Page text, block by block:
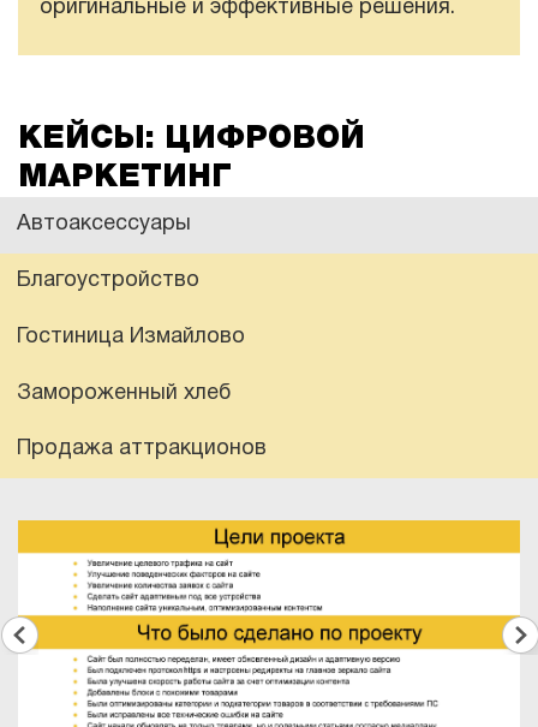
оригинальные и эффективные решения.
КЕЙСЫ: ЦИФРОВОЙ
МАРКЕТИНГ
Автоаксессуары
Благоустройство
Гостиница Измайлово
Замороженный хлеб
Продажа аттракционов